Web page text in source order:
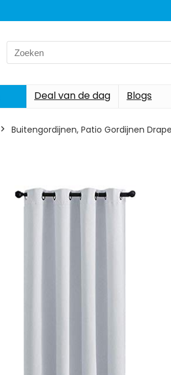
Search
for:
Deal van de dag Blogs
Buitengordijnen, Patio Gordijnen